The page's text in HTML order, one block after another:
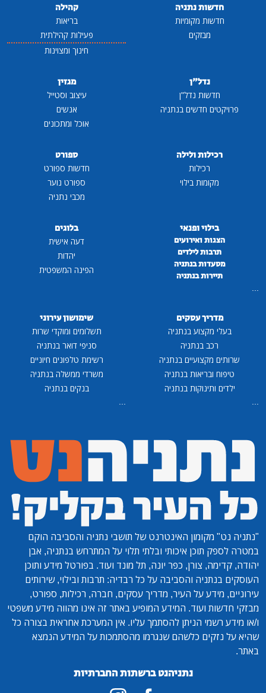
חדשות נתניה
חדשות מקומיות
מבזקים
קהילה
בריאות
פעילות קהילתית
חינוך ומצוינות
נדל"ן
חדשות נדל"ן
פרויקטים חדשים בנתניה
מגזין
עיצוב וסטייל
אנשים
אוכל ומתכונים
רכילות ולילה
רכילות
מקומות בילוי
ספורט
חדשות ספורט
ספורט נוער
מכבי נתניה
בילוי ופנאי
הצגות ואירועים
תרבות לילדים
מסעדות בנתניה
תיירות בנתניה
...
בלוגים
דעה אישית
יהדות
הפינה המשפטית
מדריך עסקים
בעלי מקצוע בנתניה
רכב בנתניה
שרותים מקצועיים בנתניה
טיפוח ובריאות בנתניה
ילדים ותינוקות בנתניה
...
שימושון עירוני
תשלומים ומוקדי שרות
סניפי דואר בנתניה
רשימת טלפונים חיוניים
משרדי ממשלה בנתניה
בנקים בנתניה
...
"נתניה נט" מקומון האינטרנט של תושבי נתניה והסביבה הוקם
במטרה לספק תוכן איכותי ובלתי תלוי על המתרחש בנתניה, אבן
יהודה, קדימה, צורן, כפר יונה, תל מונד ועוד. בפורטל מידע ותוכן
העוסקים בנתניה והסביבה על כל רבדיה: תרבות ובילוי, שירותים
עירוניים, מידע על העיר, מדריך עסקים, חברה, רכילות, ספורט,
מבזקי חדשות ועוד. המידע המופיע באתר זה אינו מהווה מידע משפטי
ו/או מידע רשמי הניתן להסתמך עליו. אין המערכת אחראית בצורה כל
שהיא על נזקים כלשהם שנגרמו מהסתמכות על המידע הנמצא
באתר.
נתניהנט ברשתות החברתיות